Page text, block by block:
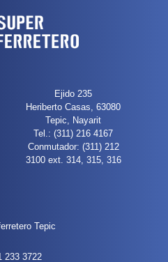
Ejido 235
Heriberto Casas, 63080
Tepic, Nayarit
Tel.: (311) 216 4167
Conmutador: (311) 212
3100 ext. 314, 315, 316
Tepic
233 3722